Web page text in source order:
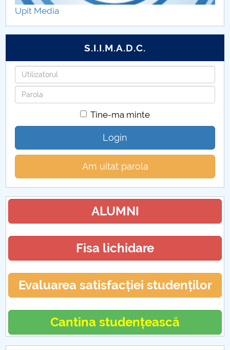
Instrucțiuni 2026
Upit Media
S.I.I.M.A.D.C.
Utilizatorul
Parola
Tine-ma minte
Login
Am uitat parola
ALUMNI
Fisa lichidare
Evaluarea satisfacției studenților
Cantina studențească